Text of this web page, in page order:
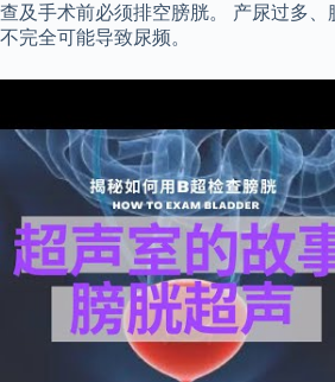
查及手术前必须排空膀胱。 产尿过多、
不完全可能导致尿频。